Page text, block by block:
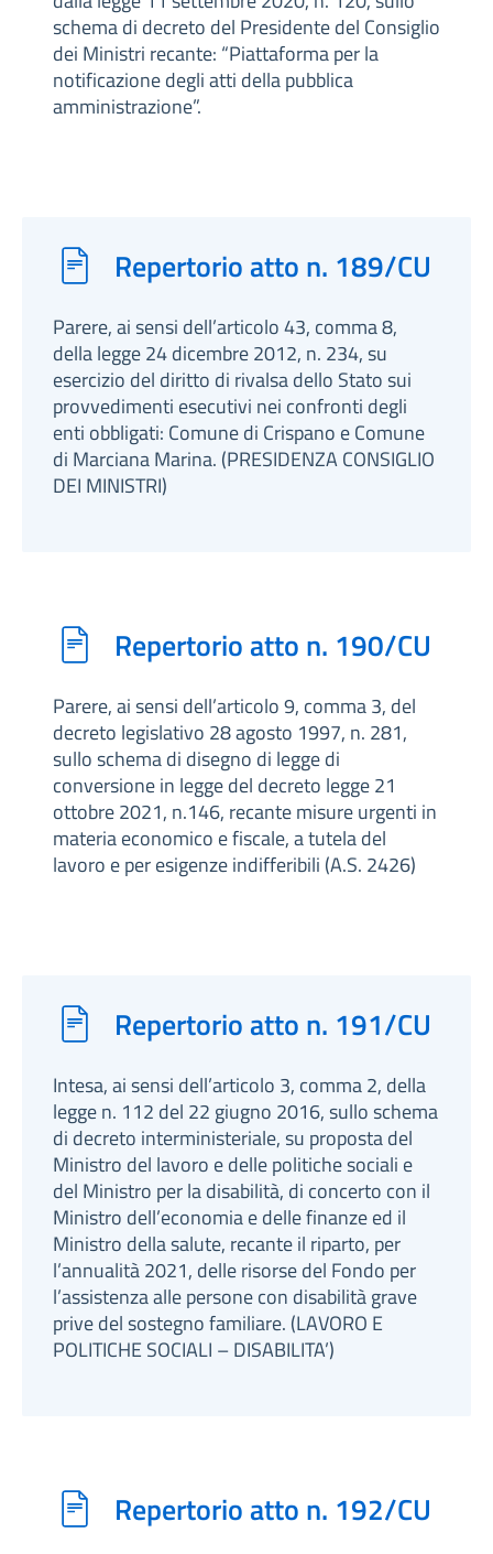
schema di decreto del Presidente del Consiglio
dei Ministri recante: “Piattaforma per la
notificazione degli atti della pubblica
amministrazione”.
Repertorio atto n. 189/CU
Parere, ai sensi dell’articolo 43, comma 8,
della legge 24 dicembre 2012, n. 234, su
esercizio del diritto di rivalsa dello Stato sui
provvedimenti esecutivi nei confronti degli
enti obbligati: Comune di Crispano e Comune
di Marciana Marina. (PRESIDENZA CONSIGLIO
DEI MINISTRI)
Repertorio atto n. 190/CU
Parere, ai sensi dell’articolo 9, comma 3, del
decreto legislativo 28 agosto 1997, n. 281,
sullo schema di disegno di legge di
conversione in legge del decreto legge 21
ottobre 2021, n.146, recante misure urgenti in
materia economico e fiscale, a tutela del
lavoro e per esigenze indifferibili (A.S. 2426)
Repertorio atto n. 191/CU
Intesa, ai sensi dell’articolo 3, comma 2, della
legge n. 112 del 22 giugno 2016, sullo schema
di decreto interministeriale, su proposta del
Ministro del lavoro e delle politiche sociali e
del Ministro per la disabilità, di concerto con il
Ministro dell’economia e delle finanze ed il
Ministro della salute, recante il riparto, per
l’annualità 2021, delle risorse del Fondo per
l’assistenza alle persone con disabilità grave
prive del sostegno familiare. (LAVORO E
POLITICHE SOCIALI – DISABILITA’)
Repertorio atto n. 192/CU